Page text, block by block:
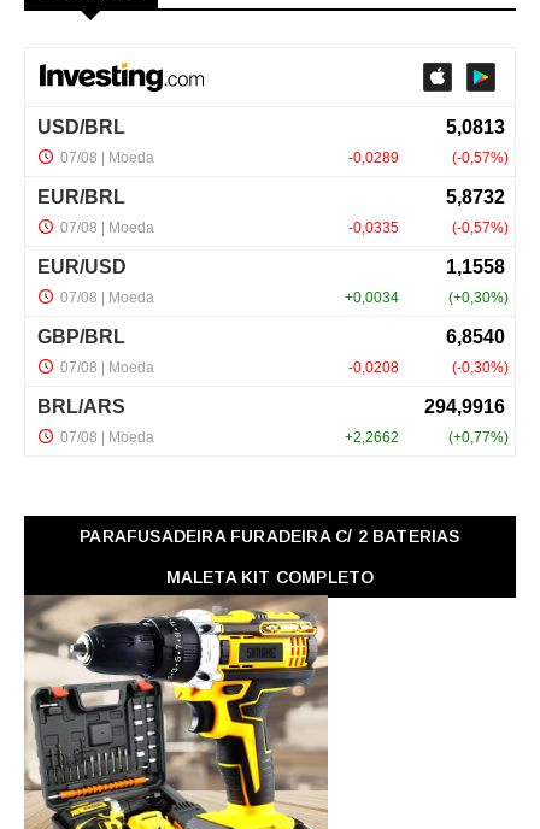
PARAFUSADEIRA FURADEIRA C/ 2 BATERIAS
MALETA KIT COMPLETO